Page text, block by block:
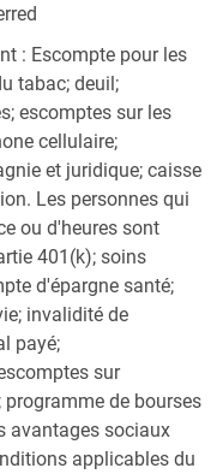
: Escompte pour les
tabac; deuil;
escomptes sur les
cellulaire;
et juridique; caisse
Les personnes qui
ou d'heures sont
401(k); soins
d'épargne santé;
invalidité de
payé;
sur
de bourses
avantages sociaux
applicables du